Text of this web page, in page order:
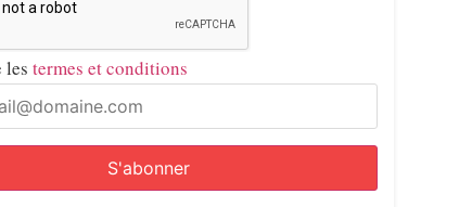
les termes et conditions